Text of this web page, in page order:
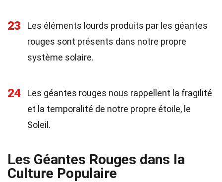
23
Les éléments lourds produits par les géantes
rouges sont présents dans notre propre
système solaire.
24
Les géantes rouges nous rappellent la fragilité
et la temporalité de notre propre étoile, le
Soleil.
Les Géantes Rouges dans la
Culture Populaire